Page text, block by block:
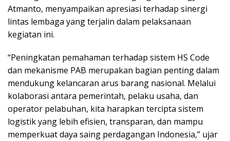
Atmanto, menyampaikan apresiasi terhadap sinergi
lintas lembaga yang terjalin dalam pelaksanaan
kegiatan ini.
“Peningkatan pemahaman terhadap sistem HS Code
dan mekanisme PAB merupakan bagian penting dalam
mendukung kelancaran arus barang nasional. Melalui
kolaborasi antara pemerintah, pelaku usaha, dan
operator pelabuhan, kita harapkan tercipta sistem
logistik yang lebih efisien, transparan, dan mampu
memperkuat daya saing perdagangan Indonesia,” ujar